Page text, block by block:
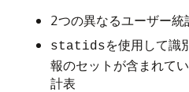
2つの異なるユーザー統
statidsを使用して識
報のセットが含まれて
計表